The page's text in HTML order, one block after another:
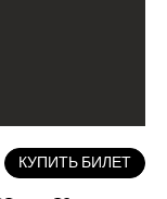
КУПИТЬ БИЛЕТ